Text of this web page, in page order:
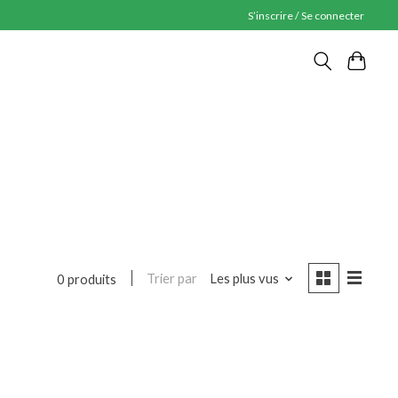
S’inscrire / Se connecter
0 produits Trier par Les plus vus